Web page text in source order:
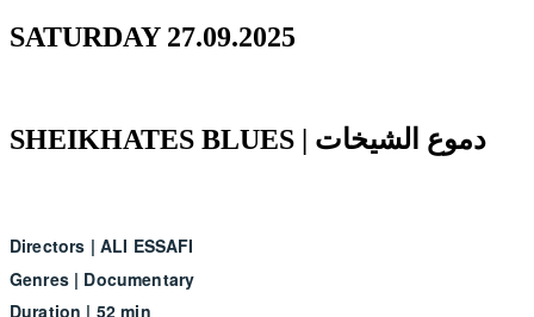
SATURDAY 27.09.2025
SHEIKHATES BLUES | دموع الشيخات
Directors | ALI ESSAFI
Genres| Documentary
Duration | 52 min